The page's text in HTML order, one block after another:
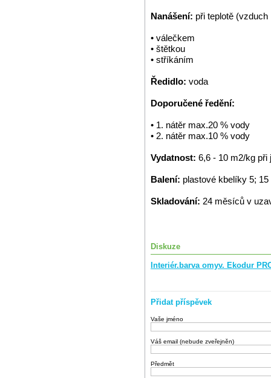
Nanášení: při teplotě
• válečkem
• štětkou
• stříkáním
Ředidlo: voda
Doporučené ředění:
• 1. nátěr max.20 % vody
• 2. nátěr max.10 % vody
Vydatnost: 6,6 - 10 m2/kg při
Balení: plastové kbelíky 5; 15
Skladování: 24 měsíců v
Diskuze
Interiér.barva omyv. Ekodur
Přidat příspěvek
Vaše jméno
Váš email (nebude zveřejněn)
Předmět